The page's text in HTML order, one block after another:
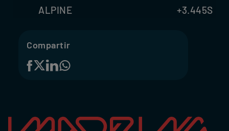
Compartir
ALPINE +3.445S